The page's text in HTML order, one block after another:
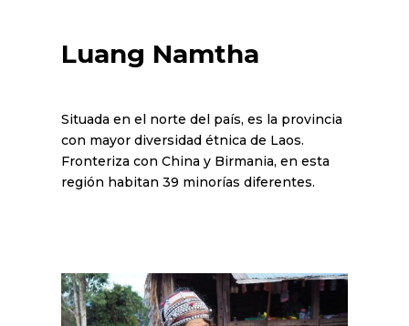
Luang Namtha
Situada en el norte del país, es la provincia
con mayor diversidad étnica de Laos.
Fronteriza con China y Birmania, en esta
región habitan 39 minorías diferentes.